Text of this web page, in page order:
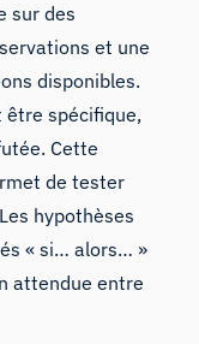
sur des
et une
disponibles.
être spécifique,
Cette
de tester
hypothèses
« si… alors… »
attendue entre